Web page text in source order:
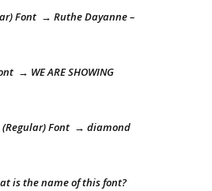
Font → Ruthe Dayanne –
→ WE ARE SHOWING
(Regular) Font → diamond
is the name of this font?